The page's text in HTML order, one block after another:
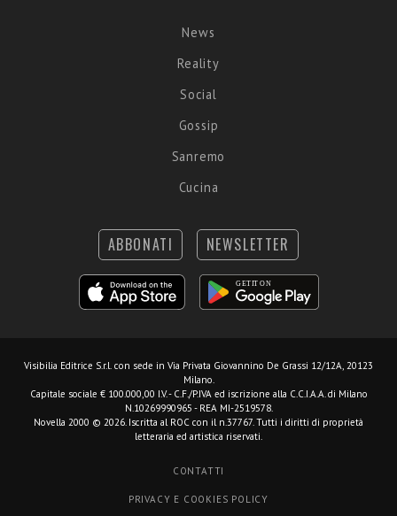
News
Reality
Social
Gossip
Sanremo
Cucina
ABBONATI NEWSLETTER
Visibilia Editrice S.r.l. con sede in Via Privata Giovannino De Grassi 12/12A, 20123
Milano.
Capitale sociale € 100.000,00 I.V. - C.F./P.IVA ed iscrizione alla C.C.I.A.A. di Milano
N.10269990965 - REA MI-2519578.
Novella 2000 © 2026. Iscritta al ROC con il n.37767. Tutti i diritti di proprietà
letteraria ed artistica riservati.
CONTATTI
PRIVACY E COOKIES POLICY